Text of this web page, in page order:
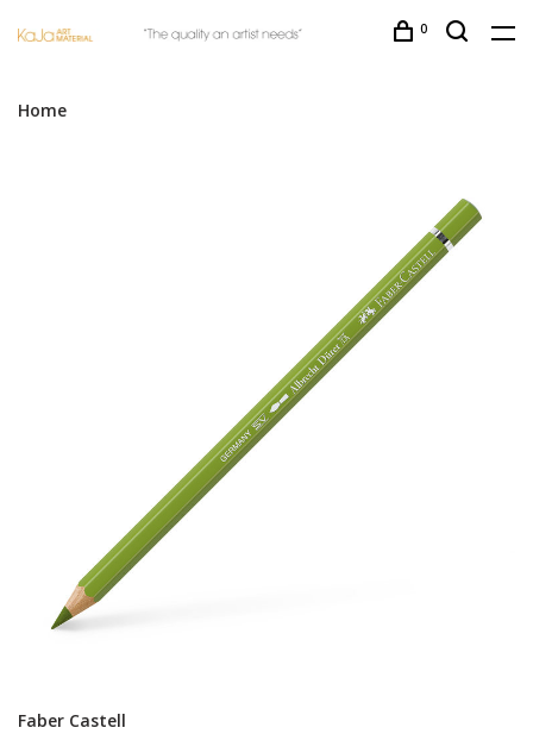
0
Home
Faber Castell